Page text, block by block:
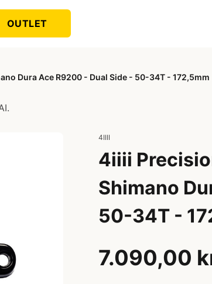
OUTLET
Dura Ace R9200 - Dual Side - 50-34T - 172,5mm
4IIII
4iiii
Shimano
50-34T -
7.090,00